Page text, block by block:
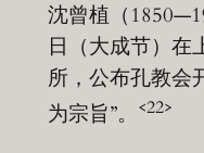
沈曾植（
日（大成节）在
所，公布孔教会
为宗旨”。
<22>